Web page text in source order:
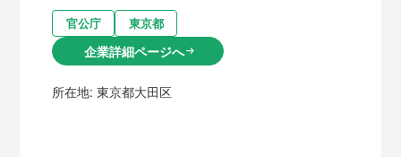
官公庁 東京都
企業詳細ページへarrow_right_alt
所在地:東京都大田区